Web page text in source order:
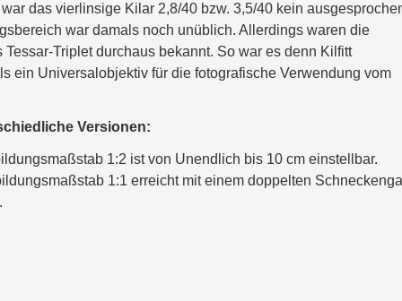
das vierlinsige Kilar 2,8/40 bzw. 3,5/40 kein
war damals noch unüblich. Allerdings waren die
Triplet durchaus bekannt. So war es denn Kilfitt
ein Universalobjektiv für die fotografische Verwendung vom
Versionen:
1:2 ist von Unendlich bis 10 cm einstellbar.
1:1 erreicht mit einem doppelten